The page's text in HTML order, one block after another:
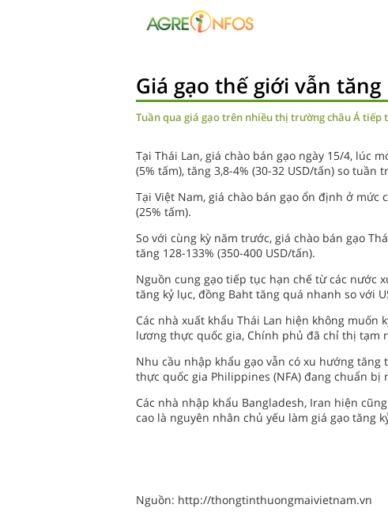
Giá gạo thế giới vẫn
Tuần qua giá gạo trên nhiều thị trường châu Á tiếp
Tại Thái Lan, giá chào bán gạo ngày 15/4, lúc
(5% tấm), tăng 3,8-4% (30-32 USD/tấn) so tuần
Tại Việt Nam, giá chào bán gạo ổn định ở mức
(25% tấm).
So với cùng kỳ năm trước, giá chào bán gạo
tăng 128-133% (350-400 USD/tấn).
Nguồn cung gạo tiếp tục hạn chế từ các nước
tăng kỷ lục, đồng Baht tăng quá nhanh so với
Các nhà xuất khẩu Thái Lan hiện không
lương thực quốc gia, Chính phủ đã chỉ thị tạm
Nhu cầu nhập khẩu gạo vẫn có xu hướng
thực quốc gia Philippines (NFA) đang chuẩn bị
Các nhà nhập khẩu Bangladesh, Iran hiện
cao là nguyên nhân chủ yếu làm giá gạo tăng
Nguồn: http://thongtinthuongmaivietnam.vn